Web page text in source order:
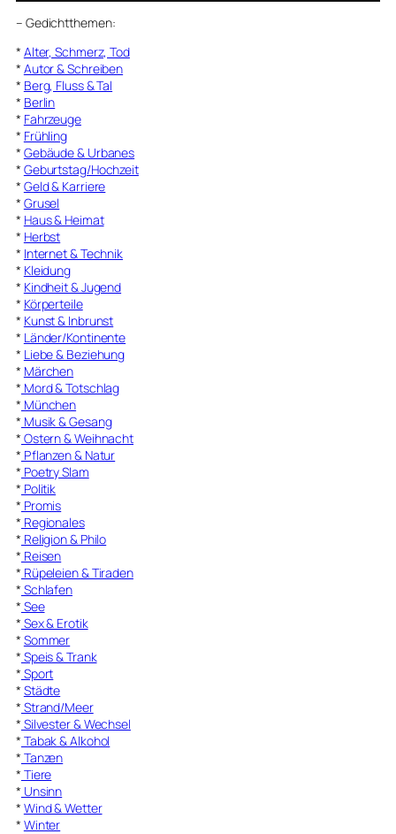
– Gedichtthemen:
* Alter, Schmerz, Tod
* Autor & Schreiben
* Berg, Fluss & Tal
* Berlin
* Fahrzeuge
* Frühling
* Gebäude & Urbanes
* Geburtstag/Hochzeit
* Geld & Karriere
* Grusel
* Haus & Heimat
* Herbst
* Internet & Technik
* Kleidung
* Kindheit & Jugend
* Körperteile
* Kunst & Inbrunst
* Länder/Kontinente
* Liebe & Beziehung
* Märchen
* Mord & Totschlag
* München
* Musik & Gesang
* Ostern & Weihnacht
* Pflanzen & Natur
* Poetry Slam
* Politik
* Promis
* Regionales
* Religion & Philo
* Reisen
* Rüpeleien & Tiraden
* Schlafen
* See
* Sex & Erotik
* Sommer
* Speis & Trank
* Sport
* Städte
* Strand/Meer
* Silvester & Wechsel
* Tabak & Alkohol
* Tanzen
* Tiere
* Unsinn
* Wind & Wetter
* Winter